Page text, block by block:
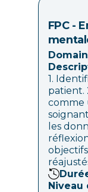
FPC -
1.
patient.
comme
les
Niveau